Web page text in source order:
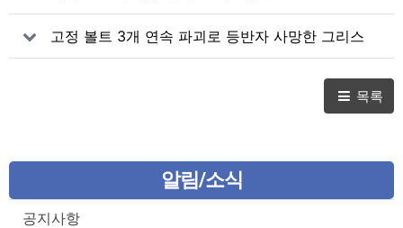
고정 볼트 3개 연속 파괴로 등반자 사망한 그리스
목록
알림/소식
공지사항